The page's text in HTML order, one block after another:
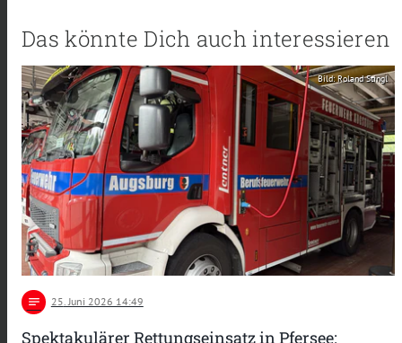
Das könnte Dich auch interessieren
Bild: Roland Stingl
notes 25. Juni 2026 14:49
Spektakulärer Rettungseinsatz in Pfersee: